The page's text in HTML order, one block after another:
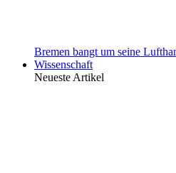
Bremen bangt um seine
Wissenschaft
Neueste Artikel